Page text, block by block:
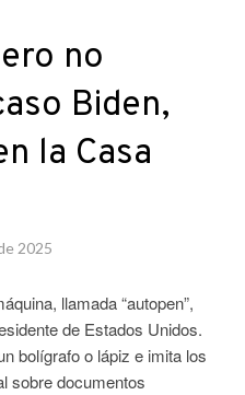
no
Biden,
la Casa
2025
llamada “autopen”,
de Estados Unidos.
bolígrafo o lápiz e imita los
sobre documentos